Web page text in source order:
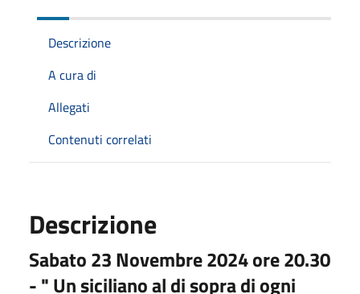
Descrizione
A cura di
Allegati
Contenuti correlati
Descrizione
Sabato 23 Novembre 2024 ore 20.30
- " Un siciliano al di sopra di ogni